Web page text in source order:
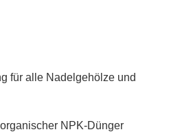
für alle Nadelgehölze und
NPK-Dünger